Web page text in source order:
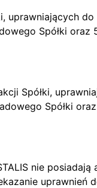
uprawniających
Spółki
Spółki,
Spółki
nie posiadają
uprawnień